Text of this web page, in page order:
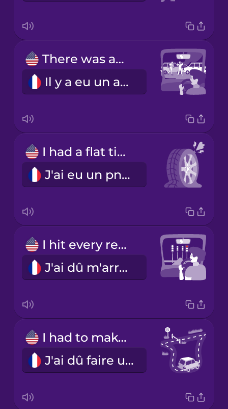
There was an accident.
Il y a eu un accident.
I had a flat tire.
J'ai eu un pneu à plat.
I hit every red light.
J'ai dû m'arrêter à tous les feux.
I had to make a detour.
J'ai dû faire un détour.